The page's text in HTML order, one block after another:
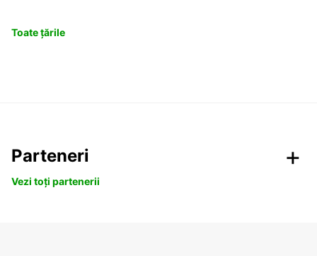
Toate țările
Parteneri
Vezi toți partenerii